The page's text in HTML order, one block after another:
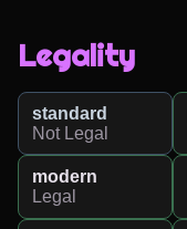
Legality
standard
Not Legal
modern
Legal